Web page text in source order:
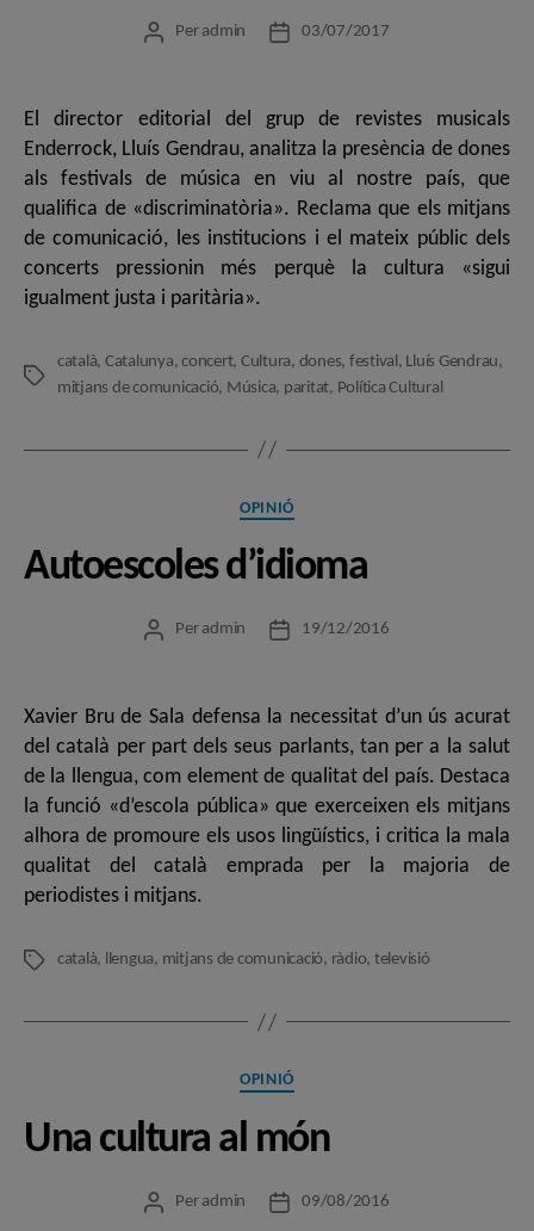
Autor
Per admin
Data03/07/2017
El director editorial del grup de revistes musicals
Enderrock, Lluís Gendrau, analitza la presència de dones
als festivals de música en viu al nostre país, que
qualifica de «discriminatòria». Reclama que els mitjans
de comunicació, les institucions i el mateix públic dels
concerts pressionin més perquè la cultura «sigui
igualment justa i paritària».
Etiquetes
català, Catalunya,concert, Cultura, dones, festival , Lluís Gendrau,
mitjans de comunicació, Música, paritat, Política Cultural
Categories
OPINIÓ
Autoescoles d’idioma
Autor
Per admin
Data19/12/2016
Xavier Bru de Sala defensa la necessitat d’un ús acurat
del català per part dels seus parlants, tan per a la salut
de la llengua, com element de qualitat del país. Destaca
la funció «d’escola pública» que exerceixen els mitjans
alhora de promoure els usos lingüístics, i critica la mala
qualitat del català emprada per la majoria de
periodistes i mitjans.
Etiquetes
català, llengua, mitjans de comunicació, ràdio, televisió
Categories
OPINIÓ
Una cultura al món
Autor
Per admin
Data09/08/2016